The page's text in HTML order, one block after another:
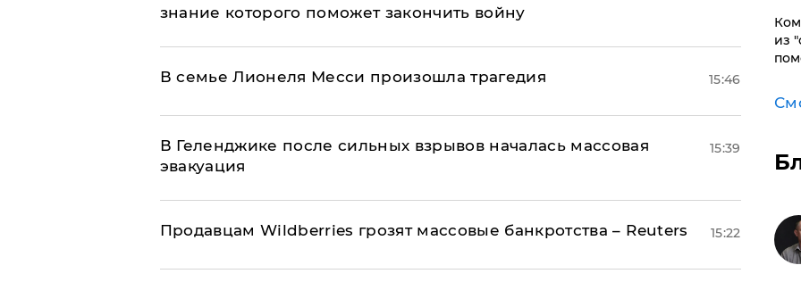
знание которого поможет закончить войну
В семье Лионеля Месси произошла трагедия 15:46
В Геленджике после сильных взрывов началась массовая
эвакуация
15:39
Продавцам Wildberries грозят массовые банкротства – Reuters 15:22
из